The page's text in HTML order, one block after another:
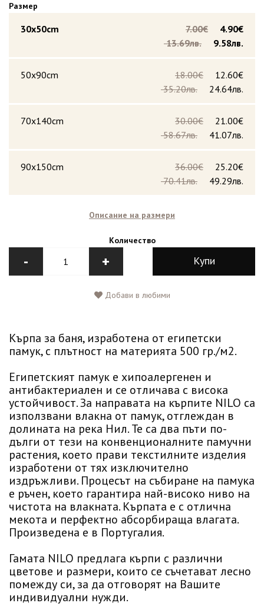
Размер
30x50cm 4.90€
7.00€
9.58лв.
13.69лв.
50x90cm 12.60€
18.00€
24.64лв.
35.20лв.
70x140cm 21.00€
30.00€
41.07лв.
58.67лв.
90x150cm 25.20€
36.00€
49.29лв.
70.41лв.
Описание на размери
Количество
- + Купи
Добави в любими
Кърпа за баня, изработена от египетски
памук, с плътност на материята 500 гр./м2.
Египетският памук е хипоалергенен и
антибактериален и се отличава с висока
устойчивост. За направата на кърпите NILO са
използвани влакна от памук, отглеждан в
долината на река Нил. Те са два пъти по-
дълги от тези на конвенционалните памучни
растения, което прави текстилните изделия
изработени от тях изключително
издръжливи. Процесът на събиране на памука
е ръчен, което гарантира най-високо ниво на
чистота на влакната. Кърпата е с отлична
мекота и перфектно абсорбираща влагата.
Произведена е в Португалия.
Гамата NILO предлага кърпи с различни
цветове и размери, които се съчетават лесно
помежду си, за да отговорят на Вашите
индивидуални нужди.